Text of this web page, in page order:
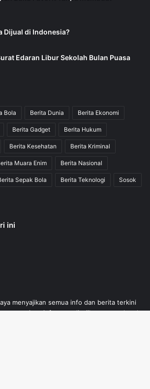
Dijual di Indonesia?
Edaran Libur Sekolah Bulan Puasa
Bola Berita Dunia Berita Ekonomi
Berita Gadget Berita Hukum
Berita Kesehatan Berita Kriminal
Muara Enim Berita Nasional
Sepak Bola Berita Teknologi Sosok
ini
menyajikan semua info dan berita terkini
menjaga info yang disajikan tetap aktual